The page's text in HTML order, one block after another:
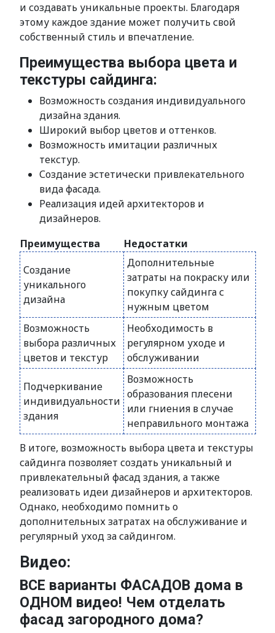
и создавать уникальные проекты. Благодаря
этому каждое здание может получить свой
собственный стиль и впечатление.
Преимущества выбора цвета и
текстуры сайдинга:
Возможность создания индивидуального
дизайна здания.
Широкий выбор цветов и оттенков.
Возможность имитации различных
текстур.
Создание эстетически привлекательного
вида фасада.
Реализация идей архитекторов и
дизайнеров.
Преимущества
Недостатки
Создание
уникального
дизайна
Дополнительные
затраты на покраску или
покупку сайдинга с
нужным цветом
Возможность
выбора различных
цветов и текстур
Необходимость в
регулярном уходе и
обслуживании
Подчеркивание
индивидуальности
здания
Возможность
образования плесени
или гниения в случае
неправильного монтажа
В итоге, возможность выбора цвета и текстуры
сайдинга позволяет создать уникальный и
привлекательный фасад здания, а также
реализовать идеи дизайнеров и архитекторов.
Однако, необходимо помнить о
дополнительных затратах на обслуживание и
регулярный уход за сайдингом.
Видео:
ВСЕ варианты ФАСАДОВ дома в
ОДНОМ видео! Чем отделать
фасад загородного дома?